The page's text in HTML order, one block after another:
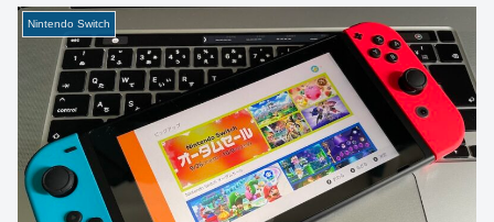
Nintendo Switch